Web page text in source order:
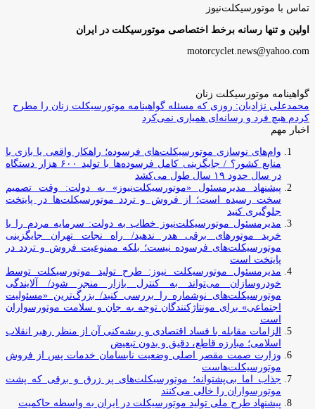
تماس با موتورسیکلت‌نیوز
اولین و تنها رسانه برخط اختصاصی موتورسیکلت در ایران
motorcyclet.news@yahoo.com
گواهینامه موتورسیکلت زنان
محمدعلی نژادیان: روزی که مسئله گواهینامه موتورسیکلت زنان را مطرح
کردم هیچ فرد و رسانه‌ای همیاری نمی‌کرد
اخبار مهم
وام‌های نوسازی موتورسیکلت‌های فرسوده؛ راهکار واقعی یا بازی با
منابع کشور؟ / جایگزینی کامل فرسوده‌ها با تولید ۶۰۰ هزار دستگاه
در سال حدود ۱۹ سال طول می‌کشد
پیشنهاد مدیرمسئول «موتورسیکلت‌نیوز» به دولت: وقت تصمیم
سخت رسیده است؛ از فروش و تردد موتورسیکلت‌ها در پایتخت
جلوگیری کنید
مدیرمسئول موتورسیکلت‌نیوز خطاب به دولت: سرمایه مردم را با
خرید موتورهای برقی هدر ندهید/ راه نجات تهران جایگزینی
موتورسیکلت‌های فرسوده نیست؛ بلکه ممنوعیت فروش و تردد در
پایتخت است
مدیرمسئول موتورسیکلت نیوز: طرح تولید موتورسیکلت توسط
خودروسازان می‌تواند به کنترل بازار منجر شود/ آلایندگی
موتورسیکلت‌های نوشماره را بررسی کنید/ بزرگ‌ترین «مسئولیت
اجتماعی» برای مونتاژکنندگان توجه به جان و سلامت موتورسواران
است
الزامات مقابله با فساد اقتصادی و ریشه‌کنی آن از منظر رهبر انقلاب
اسلامی؛ مبارزه قاطع، دقیق و بدون تبعیض
وزارت صمت مقصر اصلی وضعیت نابسامان خدمات پس از فروش
موتورسیکلت‌هاست
جذاب اما بی‌پشتوانه؛ موتورسیکلت‌های پر زرق‌ و برقی که پشت
موتورسواران را خالی می‌کنند
پیشنهاد طرح ملی تولید موتورسیکلت در ایران به واسطه حاکمیت